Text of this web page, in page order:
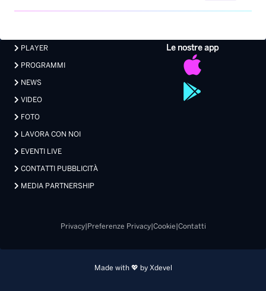
Le nostre app
PLAYER
PROGRAMMI
NEWS
VIDEO
FOTO
LAVORA CON NOI
EVENTI LIVE
CONTATTI PUBBLICITÀ
MEDIA PARTNERSHIP
Privacy| Preferenze Privacy| Cookie Contatti
Made with 💖 by Xdevel